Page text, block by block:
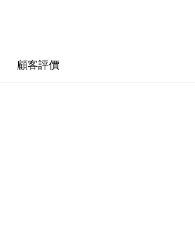
顧客評價